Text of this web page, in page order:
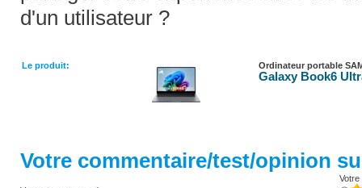
d'un utilisateur ?
Le produit: Ordinateur portable
Galaxy Book6
Votre commentaire/test/opinion
Votre